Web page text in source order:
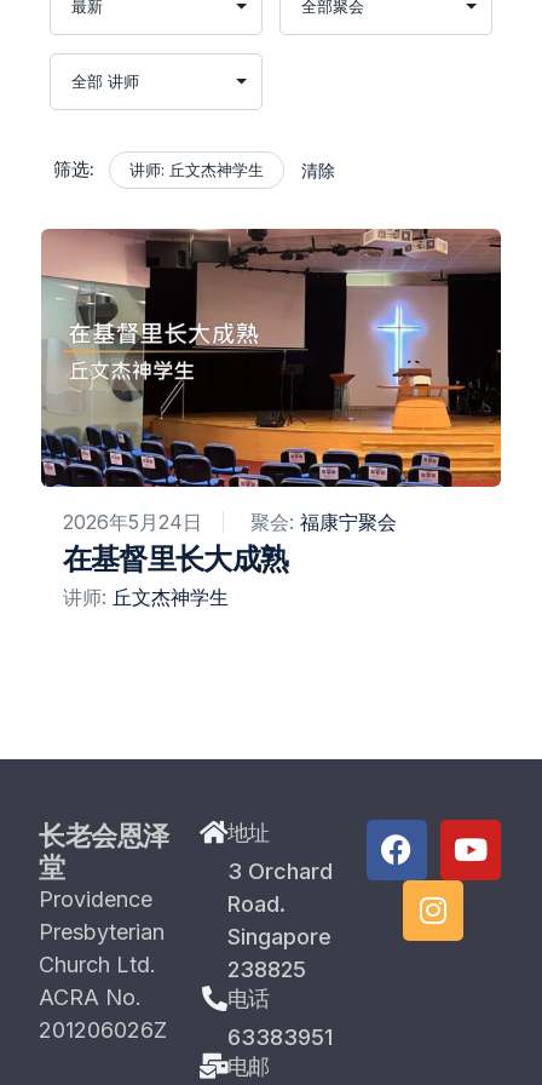
筛选: 讲师: 丘文杰神学生 清除
2026年5月24日 聚会: 福康宁聚会​
在基督里长大成熟
讲师: 丘文杰神学生
长老会恩泽
堂
Providence
Presbyterian
Church Ltd.
ACRA No.
201206026Z
地址
3 Orchard
Road.
Singapore
238825
电话
63383951
电邮